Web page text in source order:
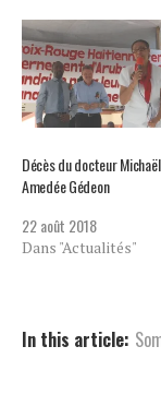
Décès du docteur
Amedée Gédeon
22 août 2018
Dans "Actualités"
In this article: